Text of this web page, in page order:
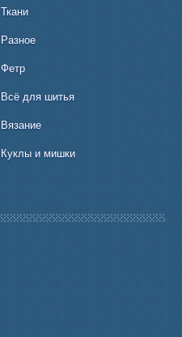
Ткани
Разное
Фетр
Всё для шитья
Вязание
Куклы и мишки